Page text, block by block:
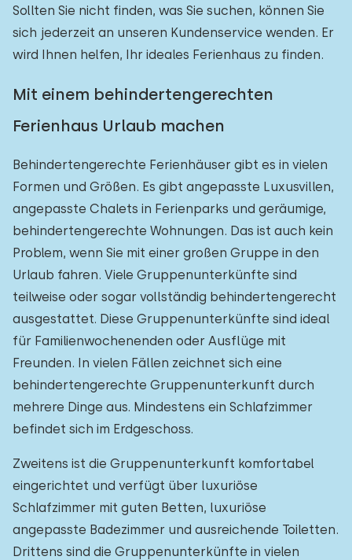
Sollten Sie nicht finden, was Sie suchen, können Sie
sich jederzeit an unseren Kundenservice wenden. Er
wird Ihnen helfen, Ihr ideales Ferienhaus zu finden.
Mit einem behindertengerechten
Ferienhaus Urlaub machen
Behindertengerechte Ferienhäuser gibt es in vielen
Formen und Größen. Es gibt angepasste Luxusvillen,
angepasste Chalets in Ferienparks und geräumige,
behindertengerechte Wohnungen. Das ist auch kein
Problem, wenn Sie mit einer großen Gruppe in den
Urlaub fahren. Viele Gruppenunterkünfte sind
teilweise oder sogar vollständig behindertengerecht
ausgestattet. Diese Gruppenunterkünfte sind ideal
für Familienwochenenden oder Ausflüge mit
Freunden. In vielen Fällen zeichnet sich eine
behindertengerechte Gruppenunterkunft durch
mehrere Dinge aus. Mindestens ein Schlafzimmer
befindet sich im Erdgeschoss.
Zweitens ist die Gruppenunterkunft komfortabel
eingerichtet und verfügt über luxuriöse
Schlafzimmer mit guten Betten, luxuriöse
angepasste Badezimmer und ausreichende Toiletten.
Drittens sind die Gruppenunterkünfte in vielen